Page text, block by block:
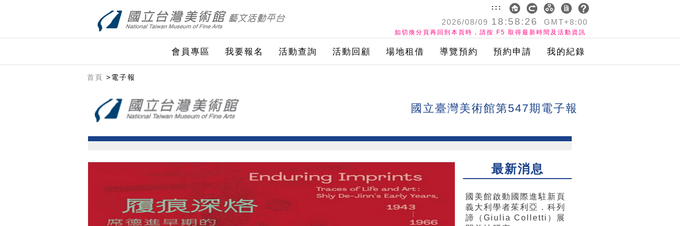
前往首頁
:::
2026/08/09 18:58:27 GMT+8:00
如切換分頁再回到本頁時，請按 F5 取得最新時間及活動資訊
會員專區 我要報名 活動查詢 活動回顧 場地租借 導覽預約 預約申請 我的紀錄
首頁 >電子報
國立臺灣美術館第547期電子報
最新消息
國美館啟動國際進駐新頁
義大利學者茱利亞．科列
諦（Giulia Colletti）展